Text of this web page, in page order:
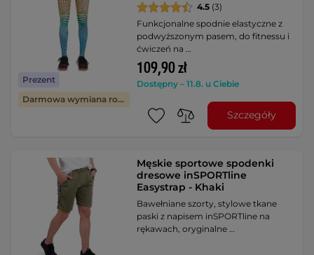
Prezent
Darmowa wymiana rozmiaru
4.5 (3)
Funkcjonalne spodnie elastyczne z
podwyższonym pasem, do fitnessu i
ćwiczeń na …
109,90 zł
Dostępny – 11.8. u Ciebie
Szczegóły
Męskie sportowe spodenki
dresowe inSPORTline
Easystrap - Khaki
Bawełniane szorty, stylowe tkane
paski z napisem inSPORTline na
rękawach, oryginalne …